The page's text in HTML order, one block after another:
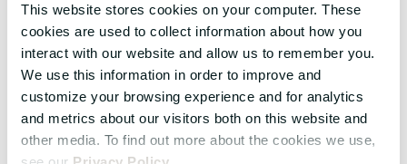
This website stores cookies on your computer. These
cookies are used to collect information about how you
interact with our website and allow us to remember you.
We use this information in order to improve and
customize your browsing experience and for analytics
and metrics about our visitors both on this website and
other media. To find out more about the cookies we use,